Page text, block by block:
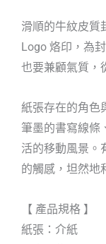
滑順的牛紋皮質
Logo 烙印，為
也要兼顧氣質，
紙張存在的角色
筆墨的書寫線條
活的移動風景。
的觸感，坦然地
【 產品規格 】
紙張：介紙